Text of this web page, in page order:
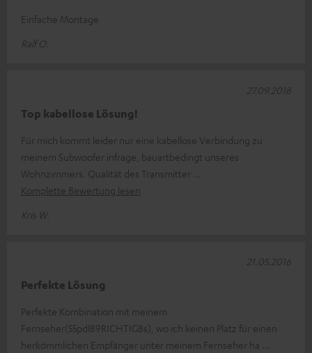
Einfache Montage
Ralf O.
Top kabellose Lösung!
Für mich kommt leider nur eine kabellose Verbindung zu
meinem Subwoofer infrage, bauartbedingt unseres
Wohnzimmers. Qualität des Transmitter
Komplette Bewertung lesen
Kris W.
27.09.2018
Perfekte Lösung
Perfekte Kombination mit meinem
Fernseher(55pdl89RICHTIG8s), wo ich keinen Platz für einen
herkömmlichen Empfänger unter meinem Fernseher ha
21.05.2016